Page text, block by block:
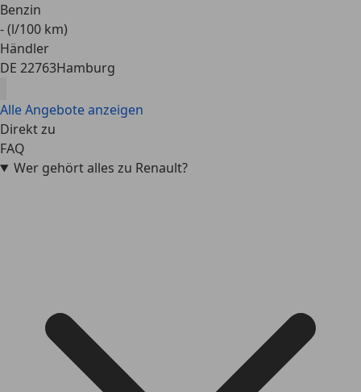
Benzin
- (l/100 km)
Händler
DE 22763Hamburg
Alle Angebote anzeigen
Direkt zu
FAQ
Wer gehört alles zu Renault?